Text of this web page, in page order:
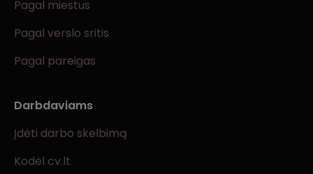
Pagal miestus
Pagal verslo sritis
Pagal pareigas
Darbdaviams
Įdėti darbo skelbimą
Kodėl cv.lt